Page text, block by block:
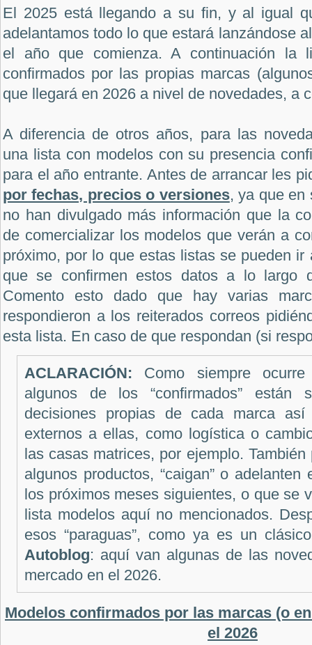
El 2025 está llegando a su fin, y al igual
adelantamos todo lo que estará lanzándose
el año que comienza. A continuación la
confirmados por las propias marcas
que llegará en 2026 a nivel de novedades, a
A diferencia de otros años, para las
una lista con modelos con su presencia
para el año entrante. Antes de arrancar les
por fechas, precios o versiones, ya que en
no han divulgado más información que la
de comercializar los modelos que verán a
próximo, por lo que estas listas se pueden ir
que se confirmen estos datos a lo largo
Comento esto dado que hay varias
respondieron a los reiterados correos
esta lista. En caso de que respondan (si
ACLARACIÓN: Como siempre
algunos de los “confirmados” están
decisiones propias de cada marca
externos a ellas, como logística o
las casas matrices, por ejemplo.
algunos productos, “caigan” o
los próximos meses siguientes, o que se
lista modelos aquí no mencionados.
esos “paraguas”, como ya es un
Autoblog: aquí van algunas de las
mercado en el 2026.
Modelos confirmados por las marcas (o
el 2026